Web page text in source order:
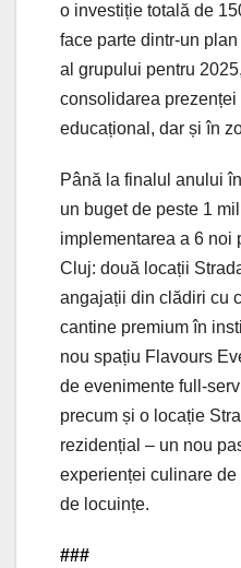
o investiție totală de
face parte dintr-un
al grupului pentru
consolidarea prezenței
educațional, dar și în
Până la finalul anului
un buget de peste 1
implementarea a 6 noi
Cluj: două locații
angajații din clădiri cu
cantine premium în
nou spațiu Flavours
de evenimente full-
precum și o locație
rezidențial – un nou
experienței culinare
de locuințe.
###